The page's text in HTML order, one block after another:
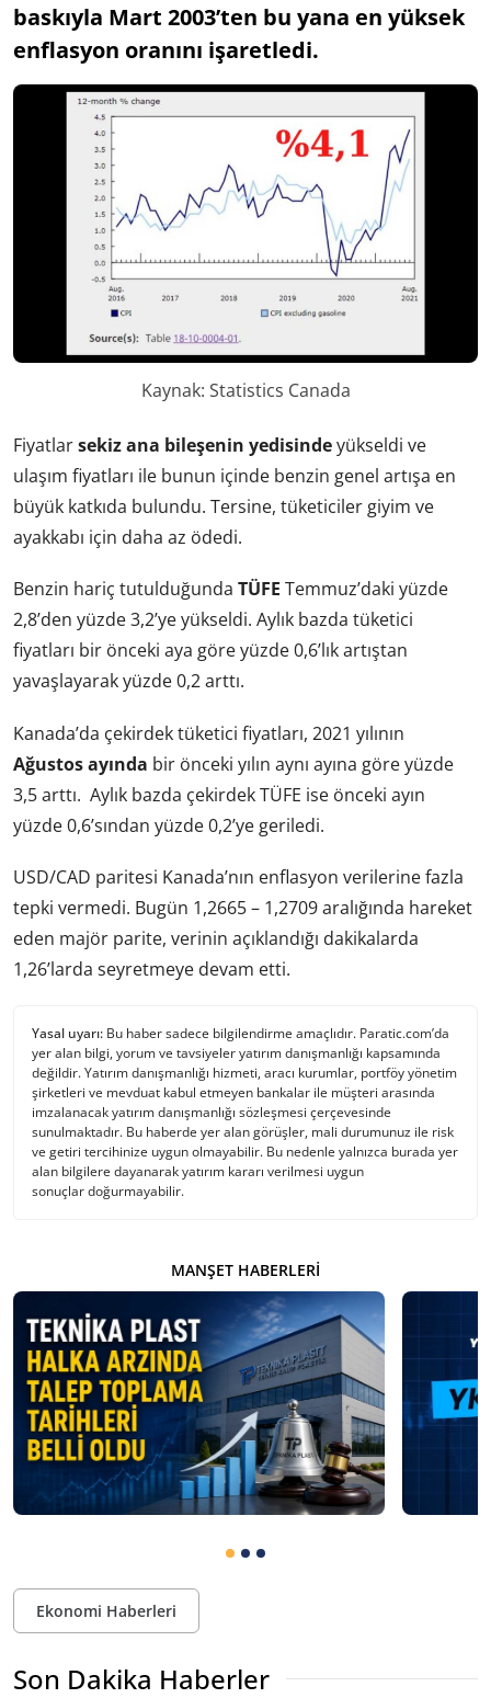
baskıyla Mart 2003’ten bu yana en yüksek
enflasyon oranını işaretledi.
Kaynak: Statistics Canada
Fiyatlarsekiz ana bileşenin yedisindeyükseldi ve
ulaşım fiyatları ile bunun içinde benzin genel artışa en
büyük katkıda bulundu. Tersine, tüketiciler giyim ve
ayakkabı için daha az ödedi.
Benzin hariç tutulduğunda TÜFE Temmuz’daki yüzde
2,8’den yüzde 3,2’ye yükseldi. Aylık bazda tüketici
fiyatları bir önceki aya göre yüzde 0,6’lık artıştan
yavaşlayarak yüzde 0,2 arttı.
Kanada’da çekirdek tüketici fiyatları, 2021 yılının
Ağustos ayında bir önceki yılın aynı ayına göre yüzde
3,5 arttı. Aylık bazda çekirdek TÜFE ise önceki ayın
yüzde 0,6’sından yüzde 0,2’ye geriledi.
USD/CAD paritesi Kanada’nın enflasyon verilerine fazla
tepki vermedi. Bugün 1,2665 – 1,2709 aralığında hareket
eden majör parite, verinin açıklandığı dakikalarda
1,26’larda seyretmeye devam etti.
Yasal uyarı: Bu haber sadece bilgilendirme amaçlıdır. Paratic.com’da
yer alan bilgi, yorum ve tavsiyeler yatırım danışmanlığı kapsamında
değildir. Yatırım danışmanlığı hizmeti, aracı kurumlar, portföy yönetim
şirketleri ve mevduat kabul etmeyen bankalar ile müşteri arasında
imzalanacak yatırım danışmanlığı sözleşmesi çerçevesinde
sunulmaktadır. Bu haberde yer alan görüşler, mali durumunuz ile risk
ve getiri tercihinize uygun olmayabilir. Bu nedenle yalnızca burada yer
alan bilgilere dayanarak yatırım kararı verilmesi uygun
sonuçlar doğurmayabilir.
MANŞET HABERLERI
Ekonomi Haberleri
Son Dakika Haberler